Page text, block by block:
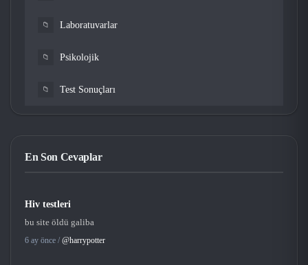
📁 Laboratuvarlar
📁 Psikolojik
📁 Test Sonuçları
En Son Cevaplar
Hiv testleri
bu site öldü galiba
6 ay önce / @harrypotter